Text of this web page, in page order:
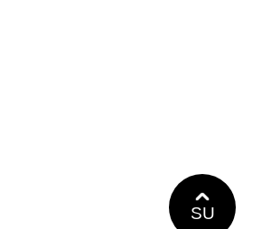
SU